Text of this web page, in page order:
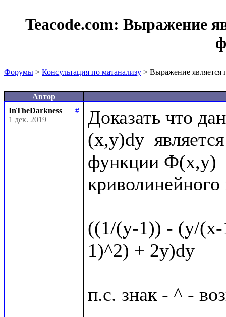
Teacode.com: Выражение
Форумы > Консультация по матанализу > Выражение
Автор
InTheDarkness
#
1 дек. 2019
Доказать что
(x,y)dy
функции Ф(x,y)
криволинейного
((1/(y-1)) - (y/
1)^2) + 2y)dy